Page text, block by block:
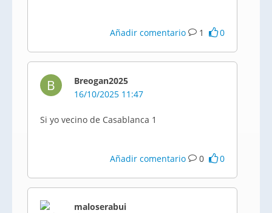
Añadir comentario 1 0
B
Breogan2025
16/10/2025 11:47
Si yo vecino de Casablanca 1
Añadir comentario 0 0
maloserabui